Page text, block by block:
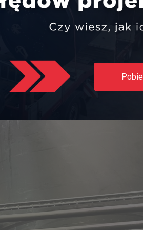
proces doboru, projektowania
na wcześniejszych etapach oraz